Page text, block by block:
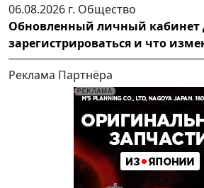
06.08.2026 г. Общество
Обновленный личный кабинет
зарегистрироваться и что
Реклама Партнёра